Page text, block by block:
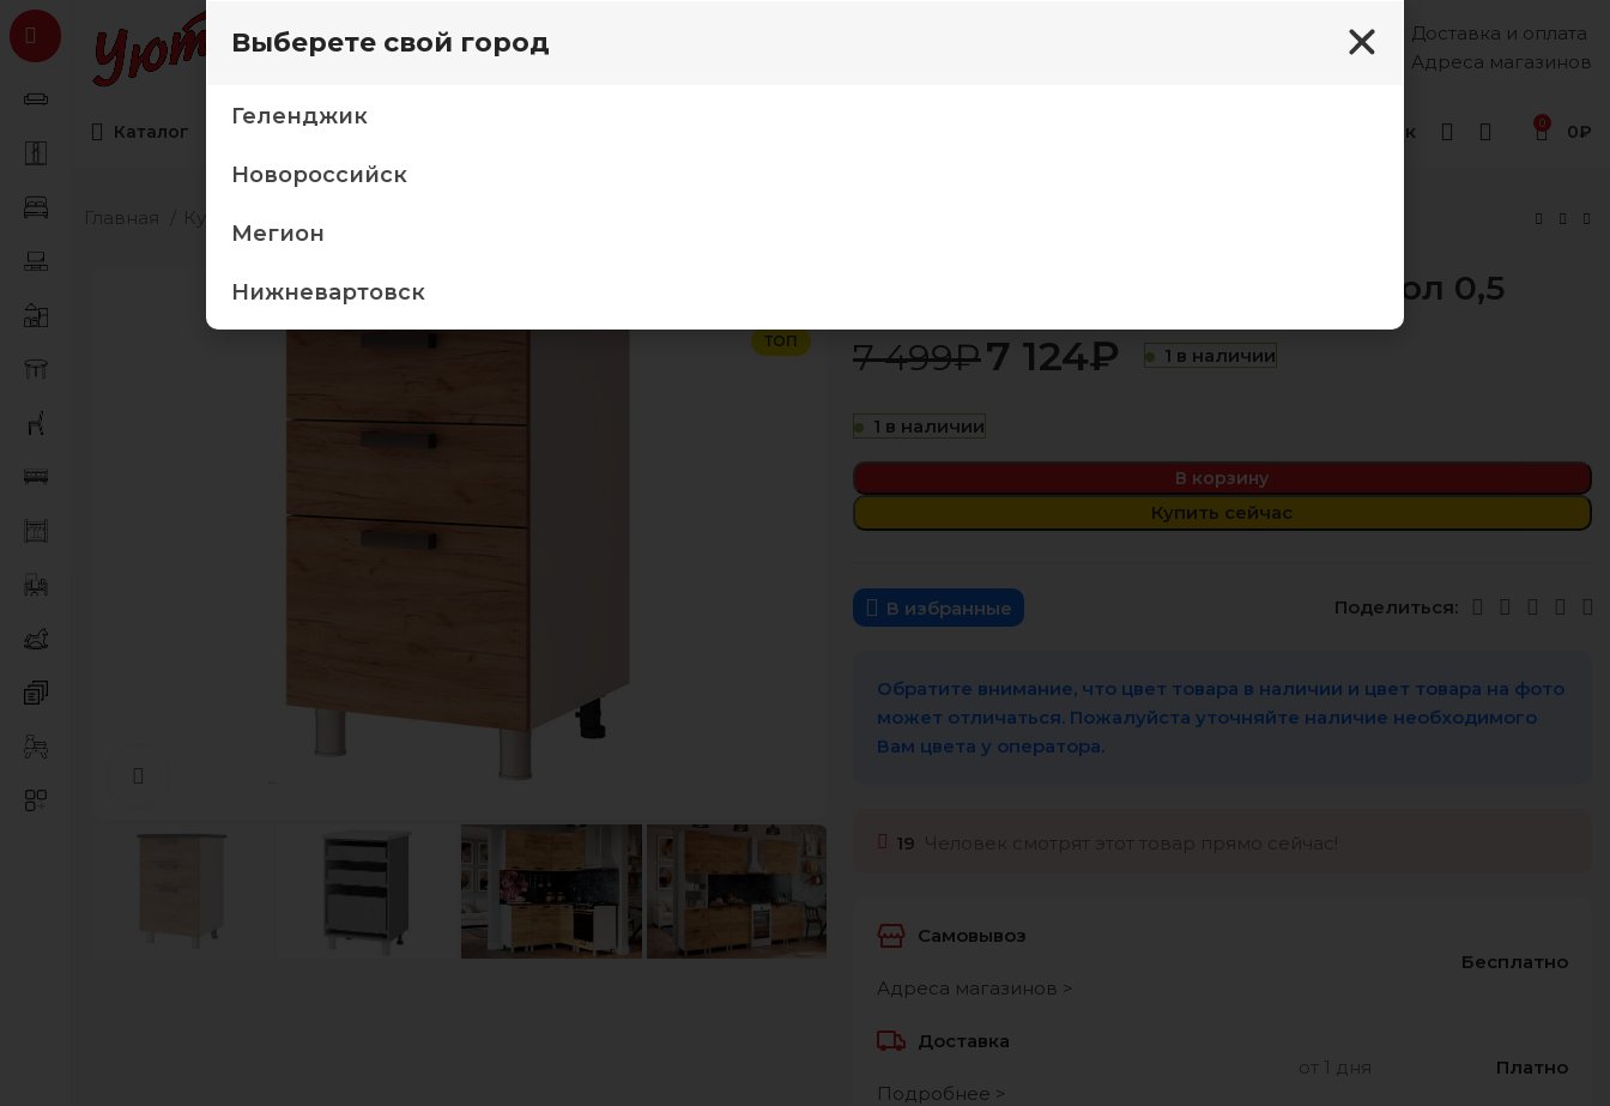
Доставка и оплата
Адреса магазинов
Каталог Коллекции мебели Геленджик 0 0₽
Главная Кухня
ТОП
Крафт тумба 5Р3 фасад 5Р3 стол 0,5
7 499₽7 124₽ 1 в наличии
1 в наличии
В корзину
Купить сейчас
В избранные Поделиться:
Обратите внимание, что цвет товара в наличии и цвет товара на фото
может отличаться. Пожалуйста уточняйте наличие необходимого
Вам цвета у оператора.
19
Самовывоз
Адреса магазинов >
Бесплатно
Доставка
Подробнее >
от 1 дня Платно
Выберете свой город
Геленджик
Новороссийск
Мегион
Нижневартовск